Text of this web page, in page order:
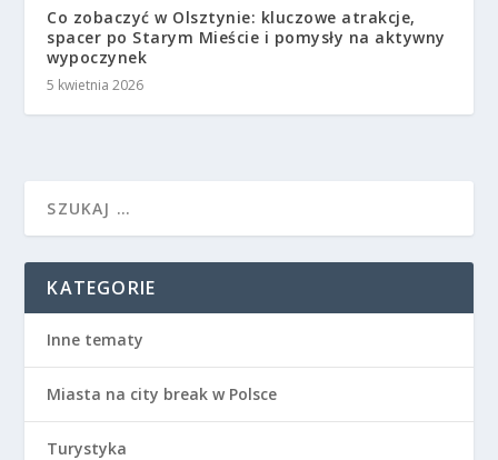
Co zobaczyć w Olsztynie: kluczowe atrakcje,
spacer po Starym Mieście i pomysły na aktywny
wypoczynek
5 kwietnia 2026
KATEGORIE
Inne tematy
Miasta na city break w Polsce
Turystyka